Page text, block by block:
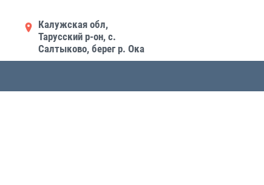
Калужская обл,
Тарусский р-он, с.
Салтыково, берег р. Ока